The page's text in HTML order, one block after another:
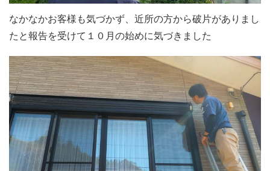
なかなかお客様も気づかず、近所の方から破片がありまし
たと報告を受けて１０月の始めに気づきました